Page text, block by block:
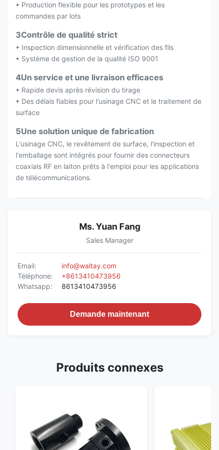
• Production flexible pour les prototypes et les
commandes par lots
3Contrôle de qualité strict
• Inspection dimensionnelle et vérification des fils
• Système de gestion de la qualité ISO 9001
4Un service et une livraison efficaces
• Rapide devis après révision du tirage
• Des délais fiables pour l'usinage CNC et le traitement de
surface
5Une solution unique de fabrication
L'usinage CNC, le revêtement de surface, l'inspection et
l'emballage sont intégrés pour fournir des connecteurs
coaxials RF en laiton prêts à l'emploi pour les applications
de télécommunications.
Ms. Yuan Fang
Sales Manager
Email:
info@waltay.com
Téléphone:
+8613410473956
Whatsapp:
8613410473956
Demande maintenant
Produits connexes